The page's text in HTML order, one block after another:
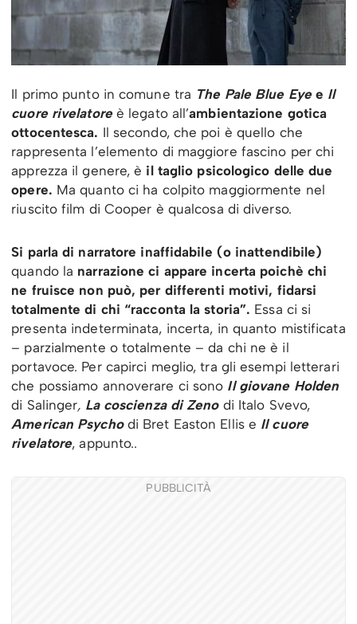
Il primo punto in comune tra The Pale Blue Eye e Il
cuore rivelatoreè legato all’ambientazione gotica
ottocentesca. Il secondo, che poi è quello che
rappresenta l’elemento di maggiore fascino per chi
apprezza il genere, è il taglio psicologico delle due
opere. Ma quanto ci ha colpito maggiormente nel
riuscito film di Cooper è qualcosa di diverso.
Si parla di narratore inaffidabile (o inattendibile)
quando la narrazione ci appare incerta poichè chi
ne fruisce non può, per differenti motivi, fidarsi
totalmente di chi “racconta la storia”. Essa ci si
presenta indeterminata, incerta, in quanto mistificata
– parzialmente o totalmente – da chi ne è il
portavoce. Per capirci meglio, tra gli esempi letterari
che possiamo annoverare ci sono Il giovane Holden
di Salinger, La coscienza di Zeno di Italo Svevo,
American Psycho di Bret Easton Ellis e Il cuore
rivelatore, appunto..
PUBBLICITÀ